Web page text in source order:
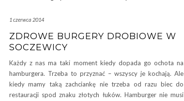
1 czerwca 2014
ZDROWE BURGERY DROBIOWE W
SOCZEWICY
Każdy z nas ma taki moment kiedy dopada go ochota na
hamburgera. Trzeba to przyznać – wszyscy je kochają. Ale
kiedy mamy taką zachciankę nie trzeba od razu biec do
restauracji spod znaku złotych łuków. Hamburger nie musi